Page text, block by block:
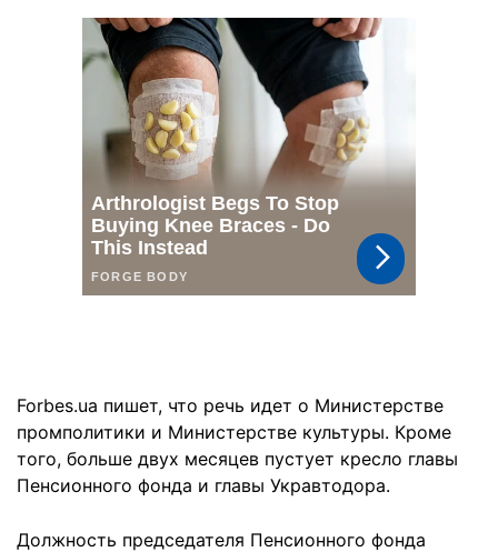
Forbes.ua пишет, что речь идет о Министерстве
промполитики и Министерстве культуры. Кроме
того, больше двух месяцев пустует кресло главы
Пенсионного фонда и главы Укравтодора.
Должность председателя Пенсионного фонда